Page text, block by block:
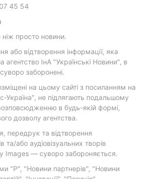
45 54
просто новини.
або відтворення інформації, яка
агентство ІнА "Українські Новини", в
заборонені.
на цьому сайті з посиланням на
Україна", не підлягають подальшому
в будь-якій формі,
дозволу агентства.
передрук та відтворення
та/або аудіовізуальних творів
Images — суворо забороняється.
"Р", "Новини партнерів", "Новини